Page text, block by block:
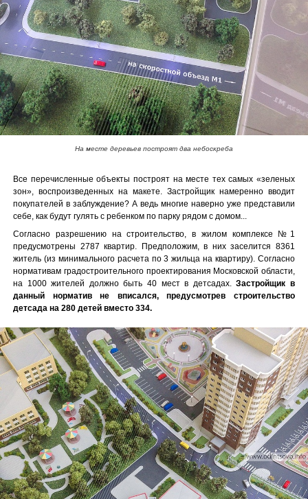
На месте деревьев построят два небоскреба
Все перечисленные объекты построят на месте тех самых «зеленых
зон», воспроизведенных на макете. Застройщик намеренно вводит
покупателей в заблуждение? А ведь многие наверно уже представили
себе, как будут гулять с ребенком по парку рядом с домом...
Согласно разрешению на строительство, в жилом комплексе №1
предусмотрены 2787 квартир. Предположим, в них заселится 8361
житель (из минимального расчета по 3 жильца на квартиру). Согласно
нормативам градостроительного проектирования Московской области,
на 1000 жителей должно быть 40 мест в детсадах.Застройщик в
данный норматив не вписался, предусмотрев строительство
детсада на 280 детей вместо 334.